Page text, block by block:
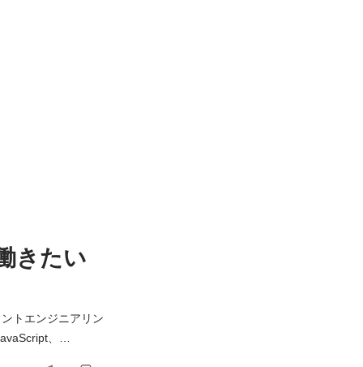
きたい
トエンジニアリン